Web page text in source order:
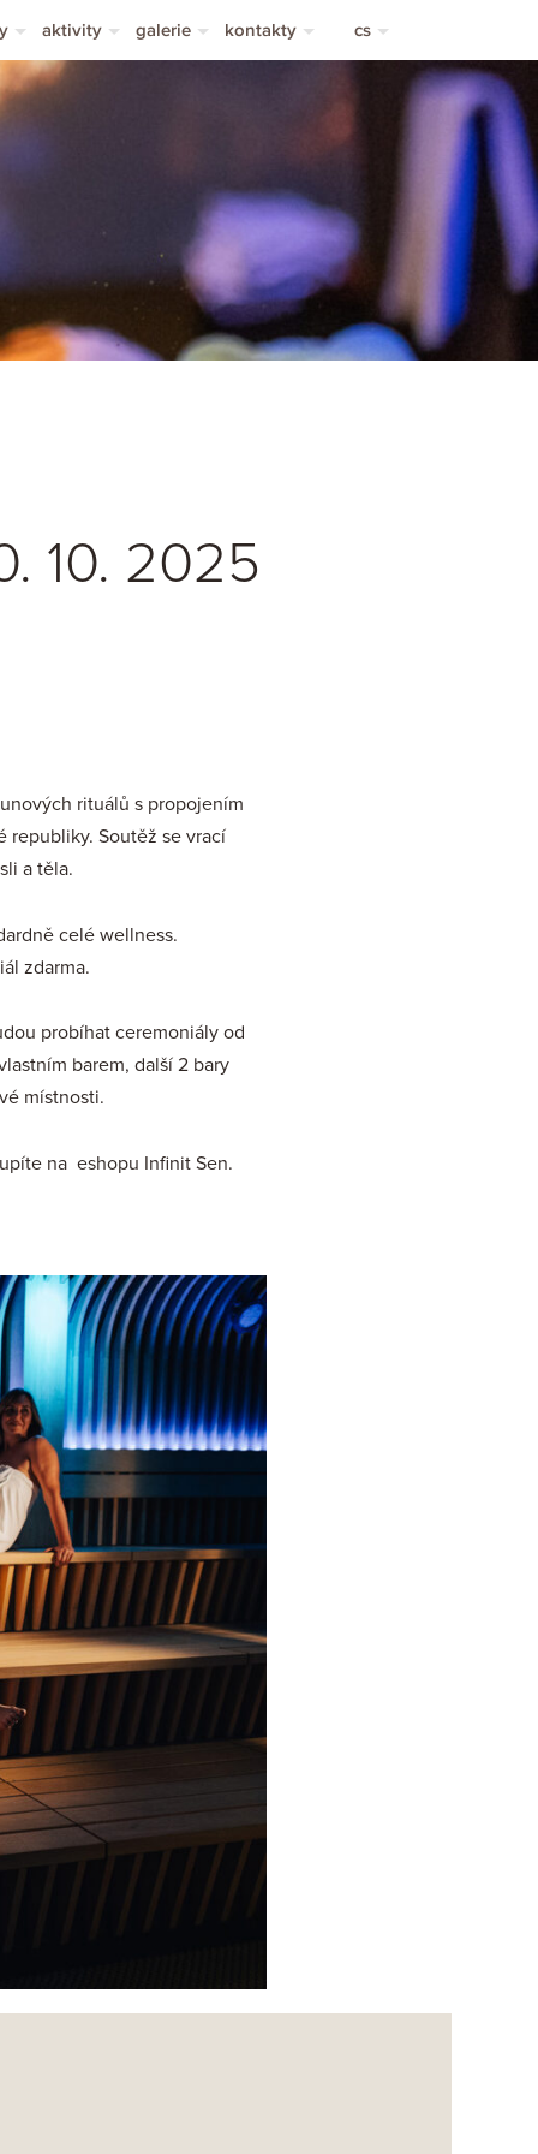
se svobodou
aktivity
sportovní aktivity
galerie kontakty cs
10. 2025
rituálů s propojením
republiky. Soutěž se vrací
a těla.
celé wellness.
zdarma.
probíhat ceremoniály od
barem, další 2 bary
místnosti.
na eshopu Infinit Sen.